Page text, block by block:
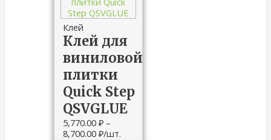
Клей
Клей для
виниловой
плитки
Quick Step
QSVGLUE
5,770.00₽ –
8,700.00₽/шт.